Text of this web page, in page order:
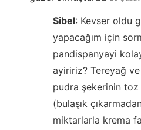
Sibel: Kevser oldu
yapacağım için
pandispanyayi
ayiririz? Tereyağ
pudra şekerinin toz
(bulaşık
miktarlarla krema